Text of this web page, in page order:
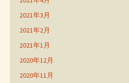
2021年3月
2021年2月
2021年1月
2020年12月
2020年11月